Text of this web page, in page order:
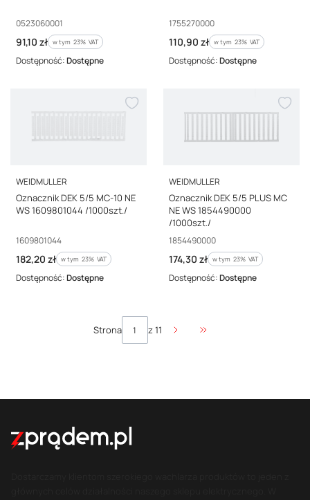
Kod producenta
0523060001
Cena brutto
91,10 zł w tym %s VAT
w tym 23% VAT
Dostępność:Dostępne
Kod producenta
1755270000
Cena brutto
110,90 zł w tym %s VAT
w tym 23% VAT
Dostępność:Dostępne
PRODUCENT
WEIDMULLER
Oznacznik DEK 5/5 MC-10 NE
WS 1609801044 /1000szt./
Kod producenta
1609801044
Cena brutto
182,20 zł w tym %s VAT
w tym 23% VAT
Dostępność:Dostępne
PRODUCENT
WEIDMULLER
Oznacznik DEK 5/5 PLUS MC
NE WS 1854490000
/1000szt./
Kod producenta
1854490000
Cena brutto
174,30 zł w tym %s VAT
w tym 23% VAT
Dostępność:Dostępne
Strona z 11
Przejdź do ostatniej